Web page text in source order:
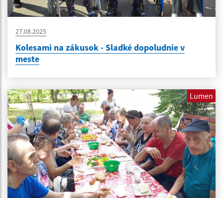
27.08.2025
Kolesami na zákusok - Sladké dopoludnie v
meste
Lumen